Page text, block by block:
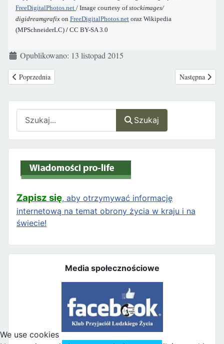
Szukaj
Zapisz się, aby otrzymywać informację
internetową na temat obrony życia w kraju i na
świecie!
Media społecznościowe
FreeDigitalPhotos.net / Image courtesy ofstockimages/
digidreamgrafix on FreeDigitalPhotos.net oraz Wikipedia
(MPSchneiderLC) / CC BY-SA 3.0
Szczegóły
Opublikowano: 13 listopad 2015
Poprzednia strona: Meksyk – wezwanie Matki Bożej do obrony życia
Poprzednia Następna
Następna
We use cookies